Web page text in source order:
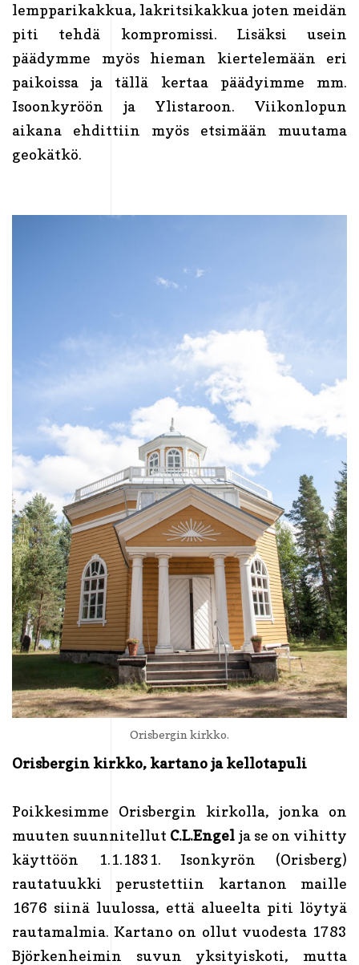
lempparikakkua, lakritsikakkua joten meidän
piti tehdä kompromissi. Lisäksi usein
päädymme myös hieman kiertelemään eri
paikoissa ja tällä kertaa päädyimme mm.
Isoonkyröön ja Ylistaroon. Viikonlopun
aikana ehdittiin myös etsimään muutama
geokätkö.
Orisbergin kirkko.
Orisbergin kirkko, kartano ja kellotapuli
Poikkesimme Orisbergin kirkolla, jonka on
muuten suunnitellut C.L.Engel ja se on vihitty
käyttöön 1.1.1831. Isonkyrön (Orisberg)
rautatuukki perustettiin kartanon maille
1676 siinä luulossa, että alueelta piti löytyä
rautamalmia. Kartano on ollut vuodesta 1783
Björkenheimin suvun yksityiskoti, mutta